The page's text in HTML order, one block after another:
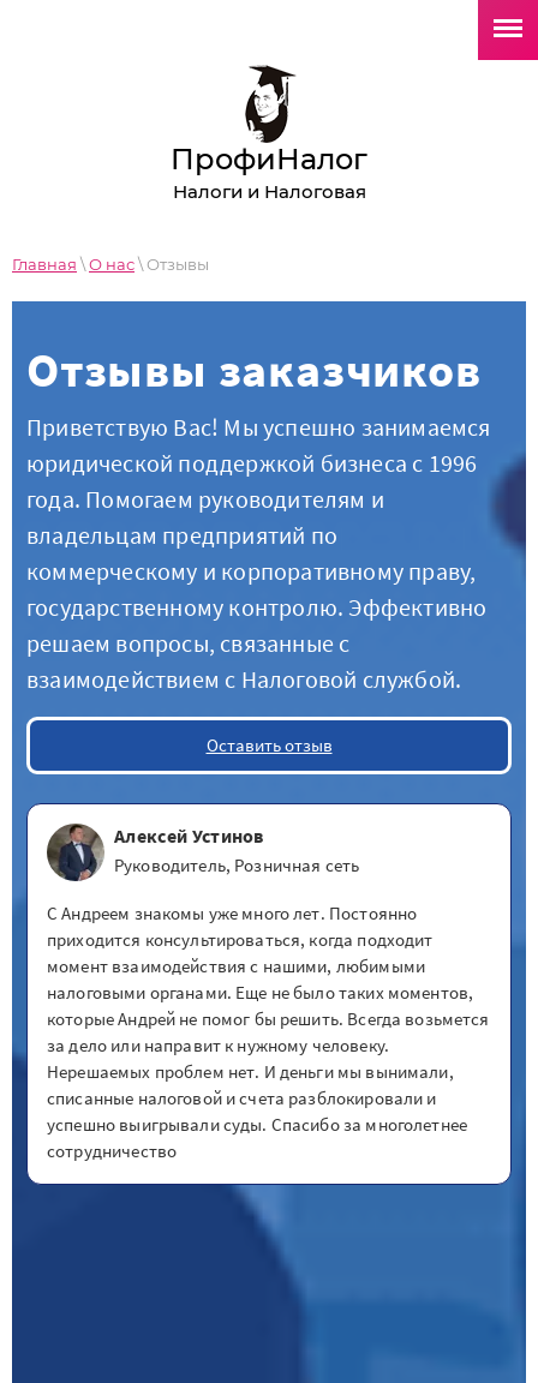
ПрофиНалог
Налоги и Налоговая
Главная \О нас\ Отзывы
Отзывы заказчиков
Приветствую Вас! Мы успешно занимаемся
юридической поддержкой бизнеса с 1996
года. Помогаем руководителям и
владельцам предприятий по
коммерческому и корпоративному праву,
государственному контролю. Эффективно
решаем вопросы, связанные с
взаимодействием с Налоговой службой.
Оставить отзыв
Алексей Устинов
Руководитель, Розничная сеть
С Андреем знакомы уже много лет. Постоянно
приходится консультироваться, когда подходит
момент взаимодействия с нашими, любимыми
налоговыми органами. Еще не было таких моментов,
которые Андрей не помог бы решить. Всегда возьмется
за дело или направит к нужному человеку.
Нерешаемых проблем нет. И деньги мы вынимали,
списанные налоговой и счета разблокировали и
успешно выигрывали суды. Спасибо за многолетнее
сотрудничество